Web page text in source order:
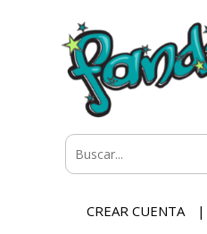
CREAR CUENTA